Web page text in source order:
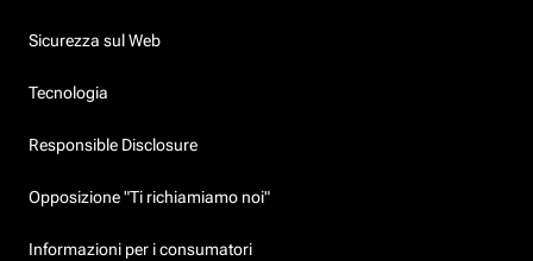
Sicurezza sul Web
Tecnologia
Responsible Disclosure
Opposizione "Ti richiamiamo noi"
Informazioni per i consumatori